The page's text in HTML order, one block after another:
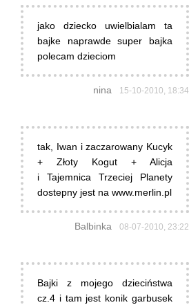
jako dziecko uwielbialam ta
bajke naprawde super bajka
polecam dzieciom
nina 15-10-2010, 18:34
tak, Iwan i zaczarowany Kucyk
+ Złoty Kogut + Alicja
i Tajemnica Trzeciej Planety
dostepny jest na www.merlin.pl
Balbinka 08-07-2010, 23:22
Bajki z mojego dzieciństwa
cz.4 i tam jest konik garbusek